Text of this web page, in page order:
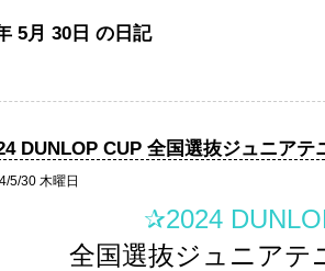
5月 30日 の日記
DUNLOP CUP 全国選抜ジュニアテ
5/30 木曜日
✰2024
全国選抜ジュニアテ